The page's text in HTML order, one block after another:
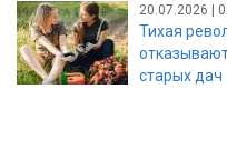
20.07.2026 |
Тихая
старых дач